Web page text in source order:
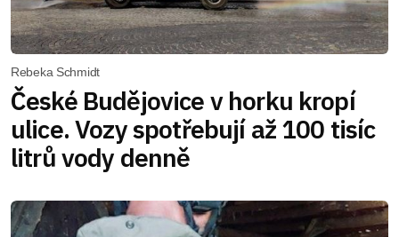
Rebeka Schmidt
České Budějovice v horku kropí
ulice. Vozy spotřebují až 100 tisíc
litrů vody denně